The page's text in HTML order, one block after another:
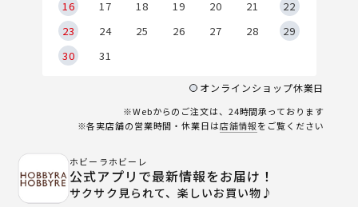
16
17 18 19 20 21
22
23
24 25 26 27 28
29
30
31
オンラインショップ休業日
※Webからのご注文は、24時間承っております
※各実店舗の営業時間・休業日は店舗情報をご覧ください
ホビーラホビーレ
公式アプリで最新情報をお届け！
サクサク見られて、楽しいお買い物♪